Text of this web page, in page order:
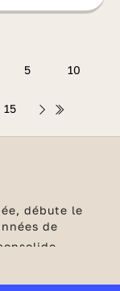
5 10
15
débute le
de
et initie la